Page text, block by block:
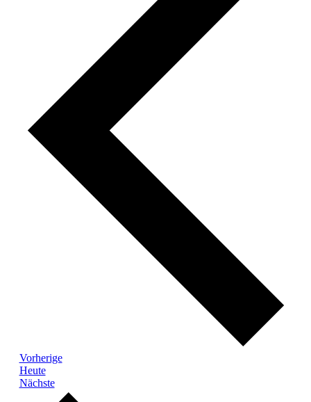
VorherigeVeranstaltungen
Heute
NächsteVeranstaltungen